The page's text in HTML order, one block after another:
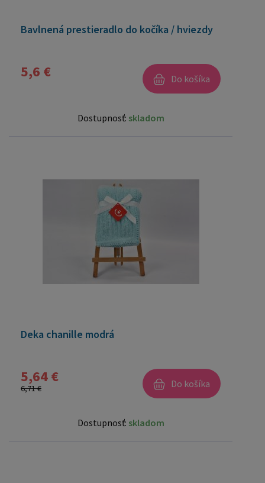
Bavlnená prestieradlo do kočíka / hviezdy
5,6 € Do košíka
Dostupnosť: skladom
Deka chanille modrá
5,64 €
6,71 € Do košíka
Dostupnosť: skladom